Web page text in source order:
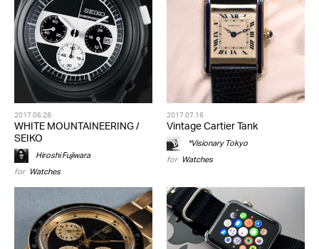
2017.06.28
WHITE MOUNTAINEERING /
SEIKO
Hiroshi Fujiwara
for Watches
2017.07.16
Vintage Cartier Tank
*Visionary Tokyo
for Watches